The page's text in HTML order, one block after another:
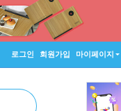
로그인 회원가입 마이페이지